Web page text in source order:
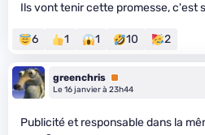
Ils vont tenir cette promesse, c'est
6 1 1 10 2
greenchris Premium
Le 16 janvier à 23h44
Publicité et responsable dans la